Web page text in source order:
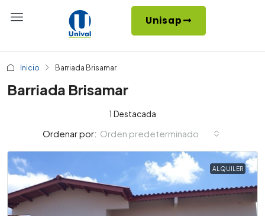
Unisap
Inicio Barriada Brisamar
Barriada Brisamar
1 Destacada
Ordenar por: Orden predeterminado
ALQUILER